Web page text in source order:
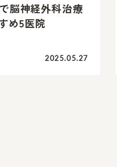
脳神経外科治療
め5医院
2025.05.27